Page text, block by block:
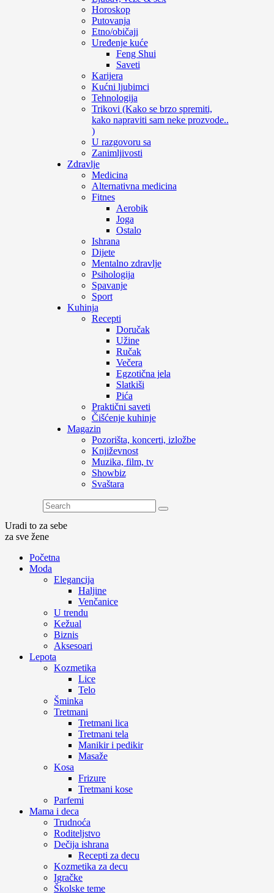
Horoskop
Putovanja
Etno/običaji
Uređenje kuće
Feng Shui
Saveti
Karijera
Kućni ljubimci
Tehnologija
Trikovi (Kako se brzo spremiti,
kako napraviti sam neke prozvode..
)
U razgovoru sa
Zanimljivosti
Zdravlje
Medicina
Alternativna medicina
Fitnes
Aerobik
Joga
Ostalo
Ishrana
Dijete
Mentalno zdravlje
Psihologija
Spavanje
Sport
Kuhinja
Recepti
Doručak
Užine
Ručak
Večera
Egzotična jela
Slatkiši
Pića
Praktični saveti
Čišćenje kuhinje
Magazin
Pozorišta, koncerti, izložbe
Književnost
Muzika, film, tv
Showbiz
Svaštara
Uradi to za sebe
za sve žene
Početna
Moda
Elegancija
Haljine
Venčanice
U trendu
Kežual
Biznis
Aksesoari
Lepota
Kozmetika
Lice
Telo
Šminka
Tretmani
Tretmani lica
Tretmani tela
Manikir i pedikir
Masaže
Kosa
Frizure
Tretmani kose
Parfemi
Mama i deca
Trudnoća
Roditeljstvo
Dečija ishrana
Recepti za decu
Kozmetika za decu
Igračke
Školske teme